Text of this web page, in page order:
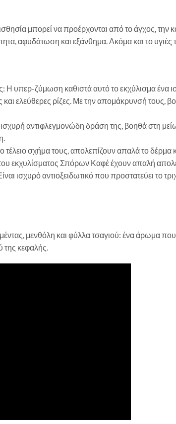
μπορεί να προέρχονται από το άγχος, την
αφυδάτωση και εξάνθημα. Ακόμα και το υγιές
υπερ-ζύμωση καθιστά αυτό το εκχύλισμα ένα
ελεύθερες ρίζες. Με την απομάκρυνσή
αντιφλεγμονώδη δράση της, βοηθά στη
τέλειο σχήμα τους, απολεπίζουν απαλά το δέρμα
εκχυλίσματος Σπόρων Καφέ έχουν απαλή
ισχυρό αντιοξειδωτικό που προστατεύει το
μενθόλη και φύλλα τσαγιού: ένα άρωμα
της κεφαλής.